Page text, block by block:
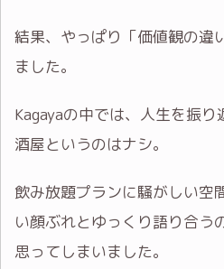
結果、やっぱり「価値観の違
ました。
Kagayaの中では、人生を振
酒屋というのはナシ。
飲み放題プランに騒がしい空
い顔ぶれとゆっくり語り合
思ってしまいました。